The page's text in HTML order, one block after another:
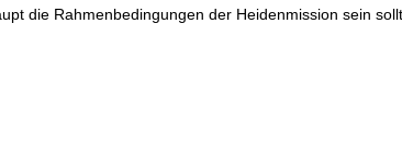
die Rahmenbedingungen der Heidenmission sein